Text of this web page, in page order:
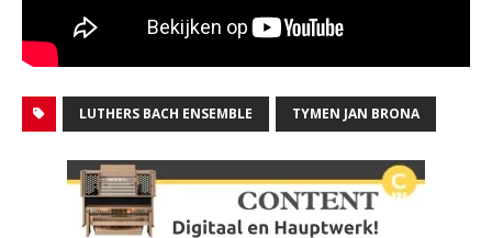
LUTHERS BACH ENSEMBLE TYMEN JAN BRONA